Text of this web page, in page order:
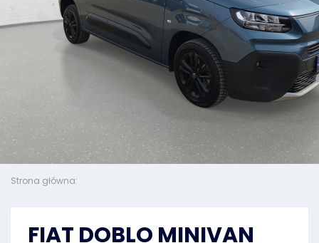
Strona główna:
FIAT DOBLO MINIVAN